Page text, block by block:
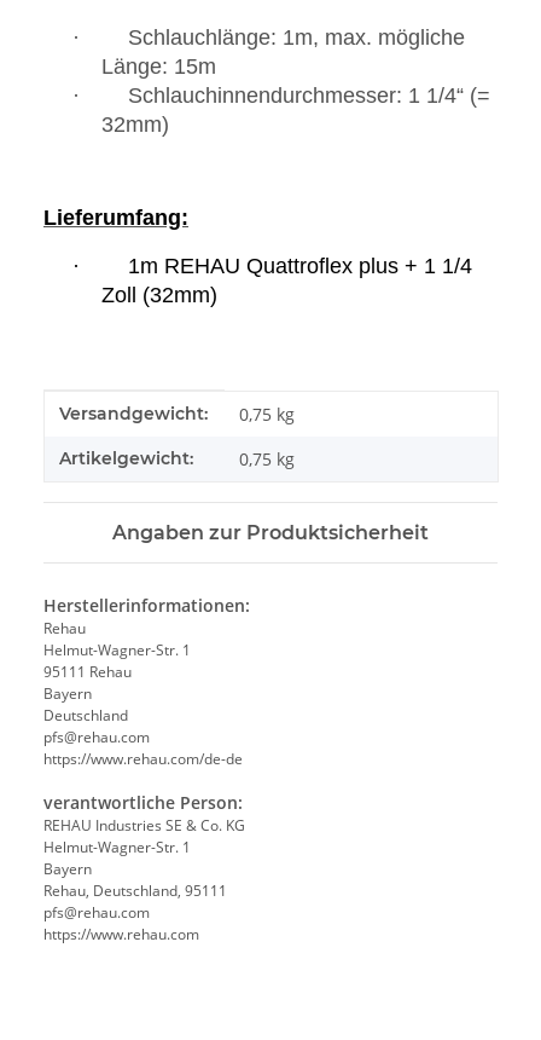
· Schlauchlänge: 1m, max. mögliche
Länge: 15m
· Schlauchinnendurchmesser: 1 1/4“ (=
32mm)
Lieferumfang:
· 1m REHAU Quattroflex plus + 1 1/4
Zoll (32mm)
Produkteigenschaft
Wert
Versandgewicht: 0,75 kg
Artikelgewicht: 0,75 kg
Angaben zur Produktsicherheit
Herstellerinformationen:
Rehau
Helmut-Wagner-Str. 1
95111 Rehau
Bayern
Deutschland
pfs@rehau.com
https://www.rehau.com/de-de
verantwortliche Person:
REHAU Industries SE & Co. KG
Helmut-Wagner-Str. 1
Bayern
Rehau, Deutschland, 95111
pfs@rehau.com
https://www.rehau.com